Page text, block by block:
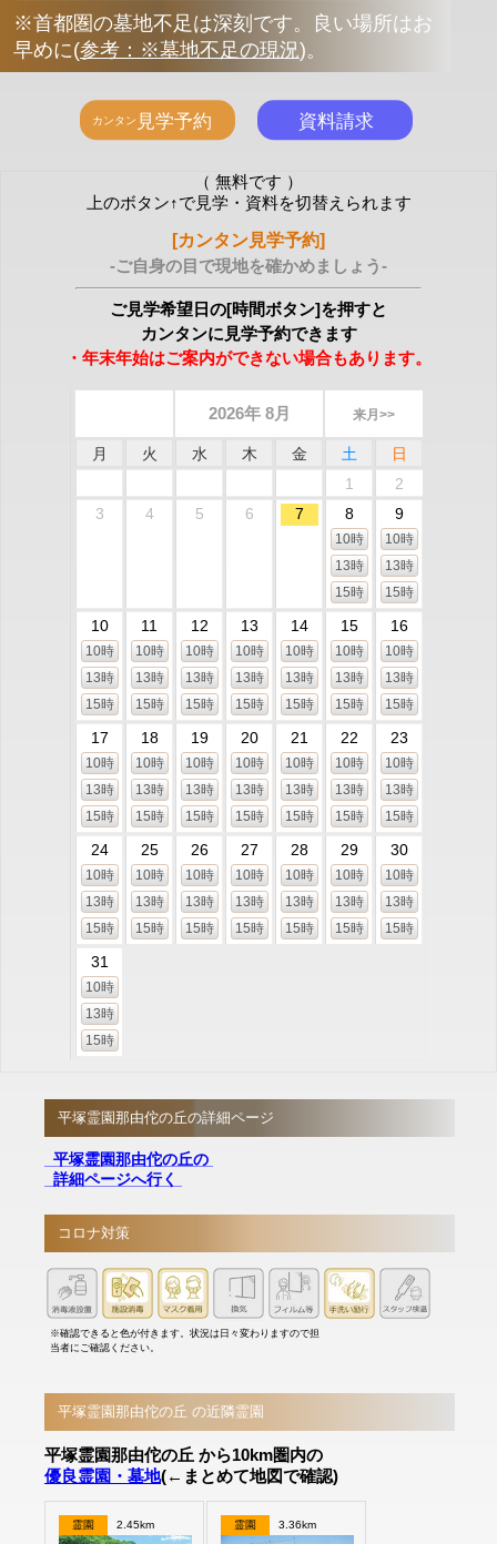
※首都圏の墓地不足は深刻です。良い場所はお
早めに(参考：※墓地不足の現況)。
（ 無料です ）
上のボタン↑で見学・資料を切替えられます
[カンタン見学予約]
-ご自身の目で現地を確かめましょう-
ご見学希望日の[時間ボタン]を押すと
カンタンに見学予約できます
・年末年始はご案内ができない場合もあります。
2026年 8月 来月>>
月 火 水 木 金 土
日
1
2
3
4 5 6 7 8
10時
13時
15時
9
10時
13時
15時
10
10時
13時
15時
11
10時
13時
15時
12
10時
13時
15時
13
10時
13時
15時
14
10時
13時
15時
15
10時
13時
15時
16
10時
13時
15時
17
10時
13時
15時
18
10時
13時
15時
19
10時
13時
15時
20
10時
13時
15時
21
10時
13時
15時
22
10時
13時
15時
23
10時
13時
15時
24
10時
13時
15時
25
10時
13時
15時
26
10時
13時
15時
27
10時
13時
15時
28
10時
13時
15時
29
10時
13時
15時
30
10時
13時
15時
31
10時
13時
15時
平塚霊園那由佗の丘の詳細ページ
平塚霊園那由佗の丘の
詳細ページへ行く
コロナ対策
※確認できると色が付きます。状況は日々変わりますので担
当者にご確認ください。
平塚霊園那由佗の丘 の近隣霊園
平塚霊園那由佗の丘 から10km圏内の
優良霊園・墓地(←まとめて地図で確認)
霊園 2.45km 霊園 3.36km